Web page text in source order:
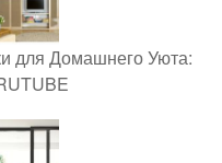
для Домашнего Уюта: